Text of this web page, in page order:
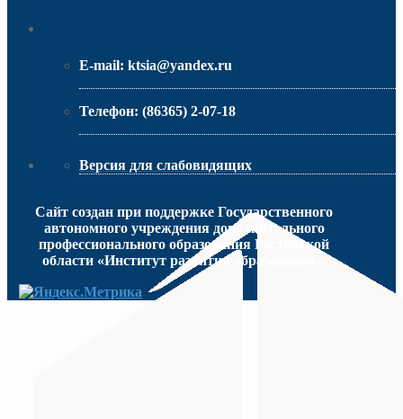
МИНИСТЕРСТВО ПРОСВЕЩЕНИЯ
E-mail: ktsia@yandex.ru
Телефон: (86365) 2-07-18
Версия для слабовидящих
Сайт создан при поддержке Государственного
автономного учреждения дополнительного
профессионального образования Ростовской
области «Институт развития образования».